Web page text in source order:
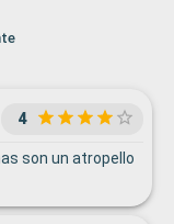
4
son un atropello